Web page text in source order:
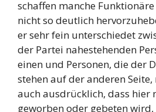
schaffen manche
nicht so deutlich
er sehr fein unterschiedet
der Partei nahestehenden
einen und Personen, die der
stehen auf der anderen
auch ausdrücklich, dass hier
geworben oder gebeten wird,